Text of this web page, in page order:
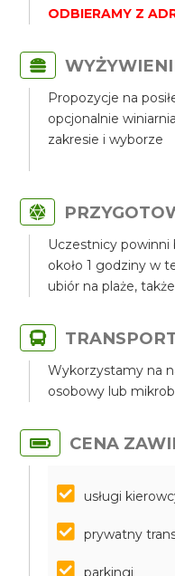
ODBIERAMY Z
Propozycje na
opcjonalnie
zakresie i wyborze
Uczestnicy
około 1 godziny w
ubiór na plaże,
Wykorzystamy na
osobowy lub
CENA
usługi
prywatny
parkingi